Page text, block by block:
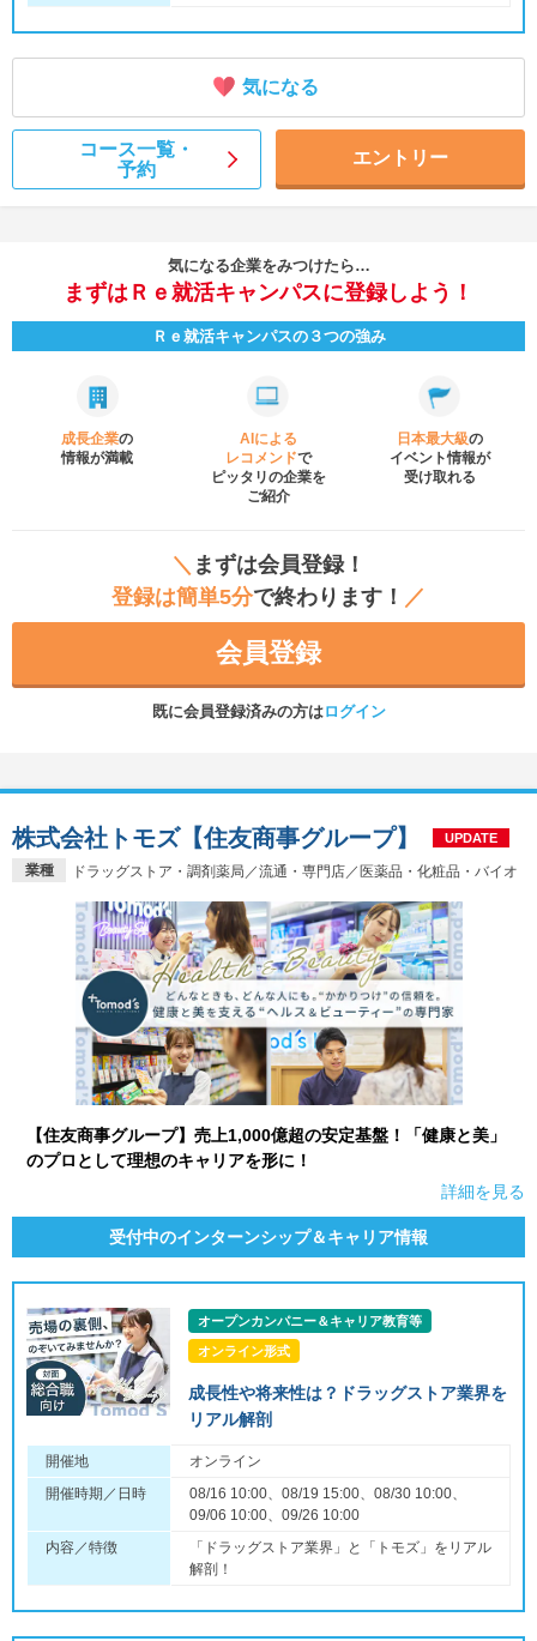
気になる
コース一覧・
予約
エントリー
気になる企業をみつけたら…
まずはＲｅ就活キャンパスに登録しよう！
Ｒｅ就活キャンパスの３つの強み
成長企業の
情報が満載
AIによる
レコメンドで
ピッタリの企業を
ご紹介
日本最大級の
イベント情報が
受け取れる
＼ まずは会員登録！
登録は簡単5分で終わります！ ／
会員登録
既に会員登録済みの方はログイン
業種 ドラッグストア・調剤薬局／流通・専門店／医薬品・化粧品・バイオ
株式会社トモズ【住友商事グループ】 UPDATE
【住友商事グループ】売上1,000億超の安定基盤！「健康と美」
のプロとして理想のキャリアを形に！
詳細を見る
受付中のインターンシップ＆キャリア情報
オープンカンパニー＆キャリア教育等
オンライン形式
成長性や将来性は？ドラッグストア業界を
リアル解剖
開催地
オンライン
開催時期／日時
08/16 10:00、08/19 15:00、08/30 10:00、
09/06 10:00、09/26 10:00
内容／特徴
「ドラッグストア業界」と「トモズ」をリアル
解剖！